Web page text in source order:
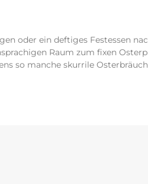
oder ein deftiges Festessen
Raum zum fixen
so manche skurrile